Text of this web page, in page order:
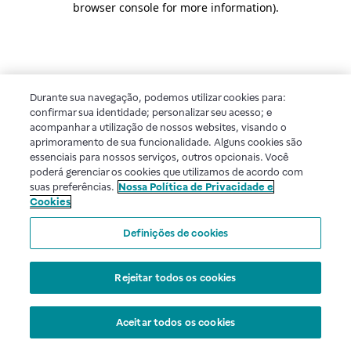
browser console for more information).
Durante sua navegação, podemos utilizar cookies para:
confirmar sua identidade; personalizar seu acesso; e
acompanhar a utilização de nossos websites, visando o
aprimoramento de sua funcionalidade. Alguns cookies são
essenciais para nossos serviços, outros opcionais. Você
poderá gerenciar os cookies que utilizamos de acordo com
suas preferências. Nossa Política de Privacidade e
Cookies
Definições de cookies
Rejeitar todos os cookies
Aceitar todos os cookies